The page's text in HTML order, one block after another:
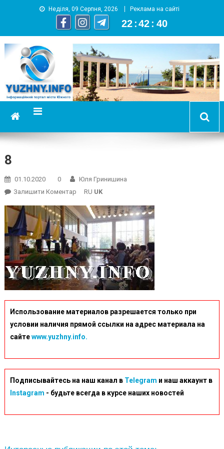
Неділя, 09 Серпня, 2026 Реклама на сайті
22 :42 : 40
YUZHNY.INFO
информационный портал города Южный
8
01.10.2020 0
Юля Гринишина
Залишити КоментарOn RU UK
Использование материалов разрешается только при
условии наличия прямой ссылки на адрес материала на
сайтеwww.yuzhny.info.
Подписывайтесь на наш канал в Telegram и наш аккаунт в
Instagram - будьте всегда в курсе наших новостей